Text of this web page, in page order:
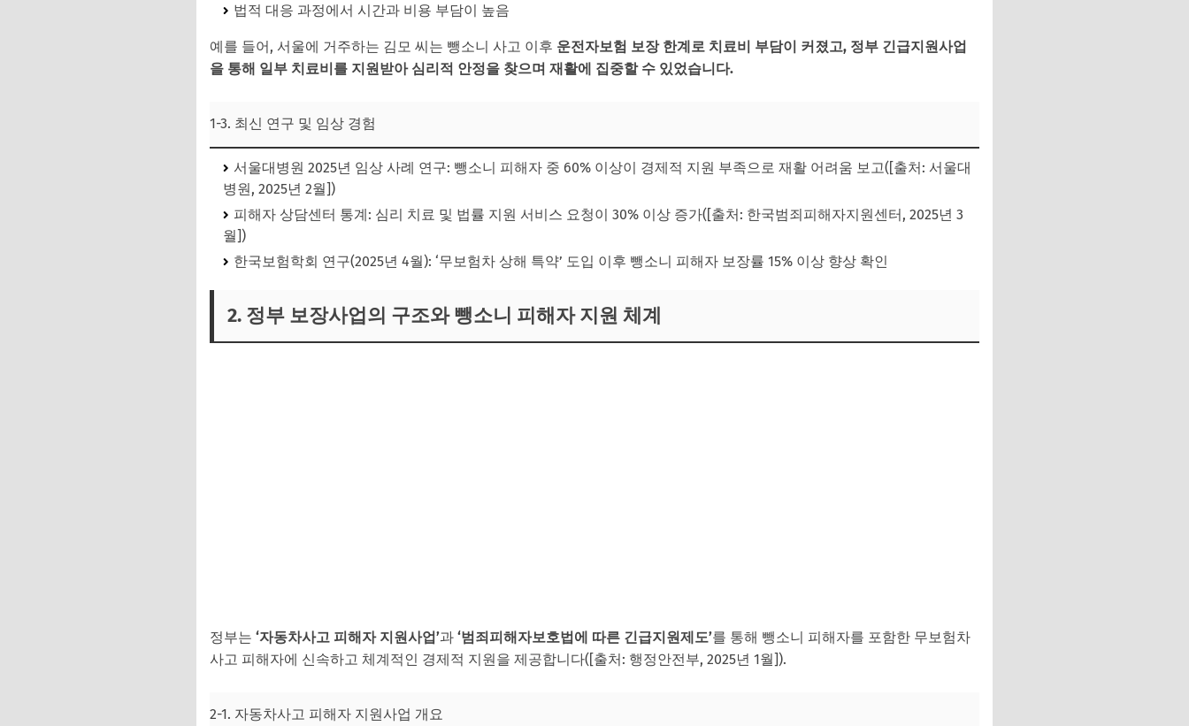
법적 대응 과정에서 시간과 비용 부담이 높음
예를 들어, 서울에 거주하는 김모 씨는 뺑소니 사고 이후 운전자보험 보장 한계로 치료비 부담이 커졌고, 정부 긴급지원사업
을 통해 일부 치료비를 지원받아 심리적 안정을 찾으며 재활에 집중할 수 있었습니다.
1-3. 최신 연구 및 임상 경험
서울대병원 2025년 임상 사례 연구: 뺑소니 피해자 중 60% 이상이 경제적 지원 부족으로 재활 어려움 보고([출처: 서울대
병원, 2025년 2월])
피해자 상담센터 통계: 심리 치료 및 법률 지원 서비스 요청이 30% 이상 증가([출처: 한국범죄피해자지원센터, 2025년 3
월])
한국보험학회 연구(2025년 4월): ‘무보험차 상해 특약’ 도입 이후 뺑소니 피해자 보장률 15% 이상 향상 확인
2. 정부 보장사업의 구조와 뺑소니 피해자 지원 체계
정부는 ‘자동차사고 피해자 지원사업’과 ‘범죄피해자보호법에 따른 긴급지원제도’를 통해 뺑소니 피해자를 포함한 무보험차
사고 피해자에 신속하고 체계적인 경제적 지원을 제공합니다([출처: 행정안전부, 2025년 1월]).
2-1. 자동차사고 피해자 지원사업 개요